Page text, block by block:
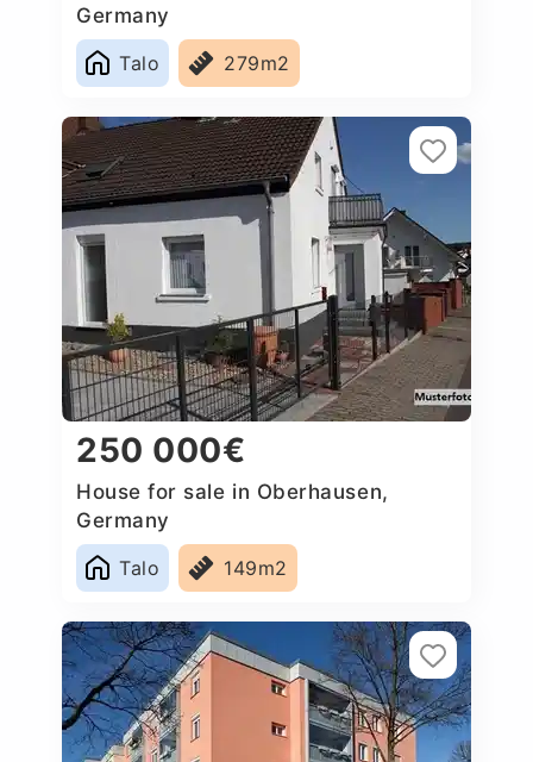
Germany
Talo
279m2
250 000€
House for sale in Oberhausen,
Germany
Talo
149m2